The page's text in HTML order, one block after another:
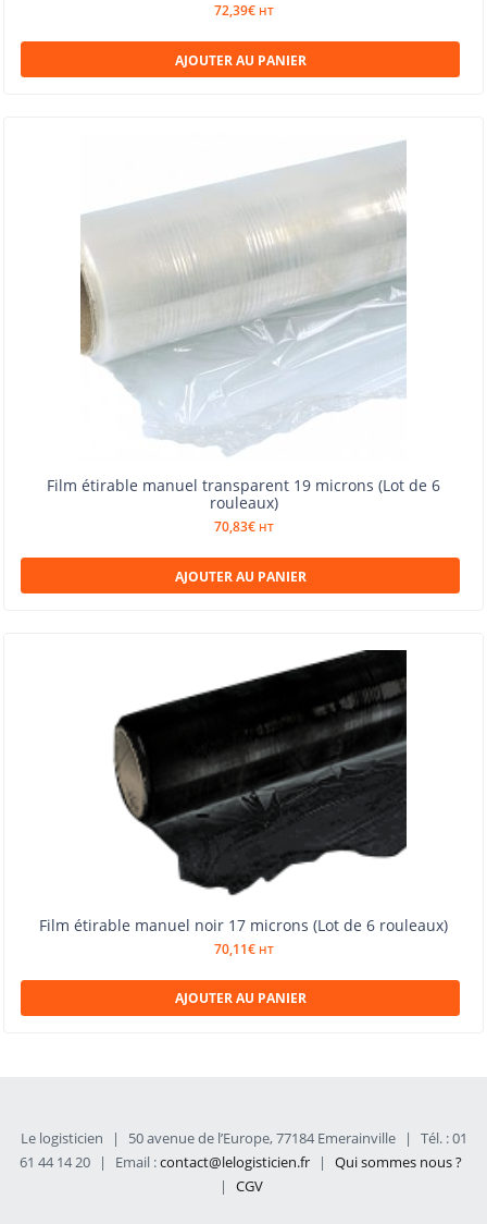
72,39€ HT
AJOUTER AU PANIER
Film étirable manuel transparent 19 microns (Lot de 6
rouleaux)
70,83€ HT
AJOUTER AU PANIER
Film étirable manuel noir 17 microns (Lot de 6 rouleaux)
70,11€ HT
AJOUTER AU PANIER
Le logisticien | 50 avenue de l’Europe, 77184 Emerainville |
Tél. : 01
61 44 14 20
| Email :contact@lelogisticien.fr |
Qui sommes nous ?
|
CGV